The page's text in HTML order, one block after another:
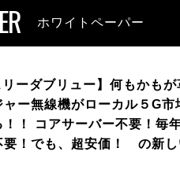
ホワイトペーパー
ーダブリュー】何もかもが
ー無線機がローカル５G市
！！ コアサーバー不要！毎
要！でも、超安価！ の新